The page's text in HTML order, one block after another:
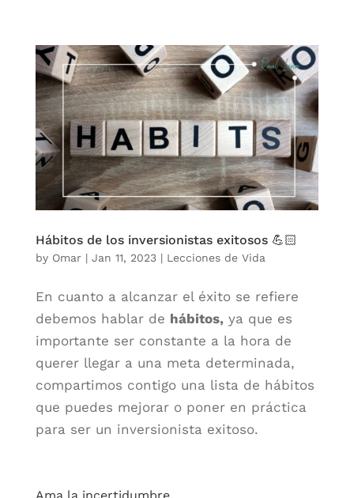
Hábitos de los inversionistas exitosos 💪🏻
by Omar| Jan 11, 2023| Lecciones de Vida
En cuanto a alcanzar el éxito se refiere
debemos hablar de hábitos,ya que es
importante ser constante a la hora de
querer llegar a una meta determinada,
compartimos contigo una lista de hábitos
que puedes mejorar o poner en práctica
para ser un inversionista exitoso.